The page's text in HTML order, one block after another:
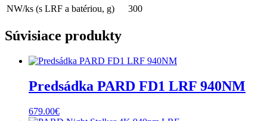
NW/ks (s LRF a batériou, g)
300
Súvisiace produkty
Predsádka PARD FD1 LRF 940NM
679.00€